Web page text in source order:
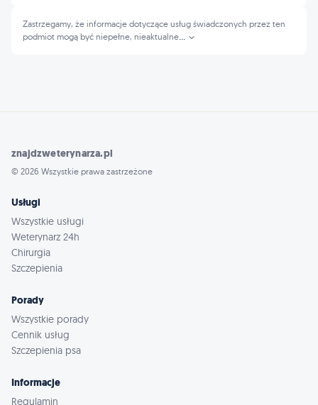
Zastrzegamy, że informacje dotyczące usług świadczonych przez ten
podmiot mogą być niepełne, nieaktualne...
znajdzweterynarza.pl
© 2026 Wszystkie prawa zastrzeżone
Usługi
Wszystkie usługi
Weterynarz 24h
Chirurgia
Szczepienia
Porady
Wszystkie porady
Cennik usług
Szczepienia psa
Informacje
Regulamin